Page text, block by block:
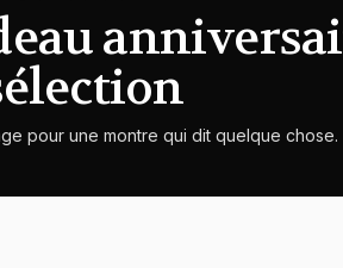
pour une montre qui dit quelque chose.